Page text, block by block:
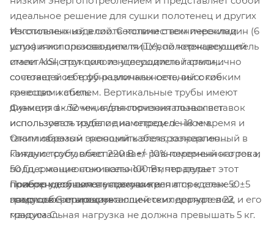
идеальное решение для сушки полотенец и других
текстильных изделий. С количеством перекладин (6
штук) и использованием пищевой нержавеющей
стали AISI, этот полотенцесушитель гармонично
сочетает в себе функциональность, высокое
качество и стиль.
Изготовленный в соответствии с техническими
условиями производителя (ТУ), полотенцесушитель
имеет конструкцию из углеродистой стали,
состоящей из труб различных сечений с гибким
греющим кабелем. Вертикальные трубы имеют
диаметр d - 32 мм, а для горизонтальных вставок
используется труба с диаметром d - 18 мм.
Отапливаемый греющий кабель, заправленный в
каждую трубу, обеспечивает равномерный нагрев и
поддержание номинальной температуры
поверхности полотенцесушителя в пределах 50±5
градусов C при окружающей температуре в 22
градуса C.
Функция включения/выключения позволяет
использовать изделие на определенное время и
таким образом экономить электроэнергию.
Питание составляет 220 В +/- 10% переменного тока,
50 Гц, с мощностью всего 100 Вт, что делает этот
прибор удобным в установке и
энергосберегающим.
Полотенцесушитель прочно крепится к стене с
помощью четырех металлических держателей, и его
максимальная нагрузка не должна превышать 5 кг.